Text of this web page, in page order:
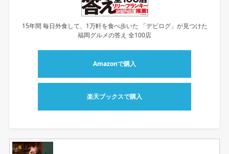
15年間 毎日外食して、1万軒を食べ歩いた 「デビログ」が見つけた
福岡グルメの答え 全100店
Amazonで購入
楽天ブックスで購入